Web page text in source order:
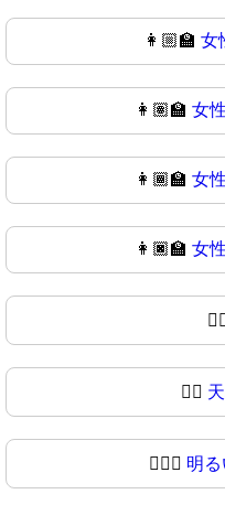
👩🏼‍🏫 女
👩🏽‍🏫 女
👩🏾‍🏫 女
👩🏿‍🏫 女
🧑‍⚖
🧑🏻‍⚖️ 明